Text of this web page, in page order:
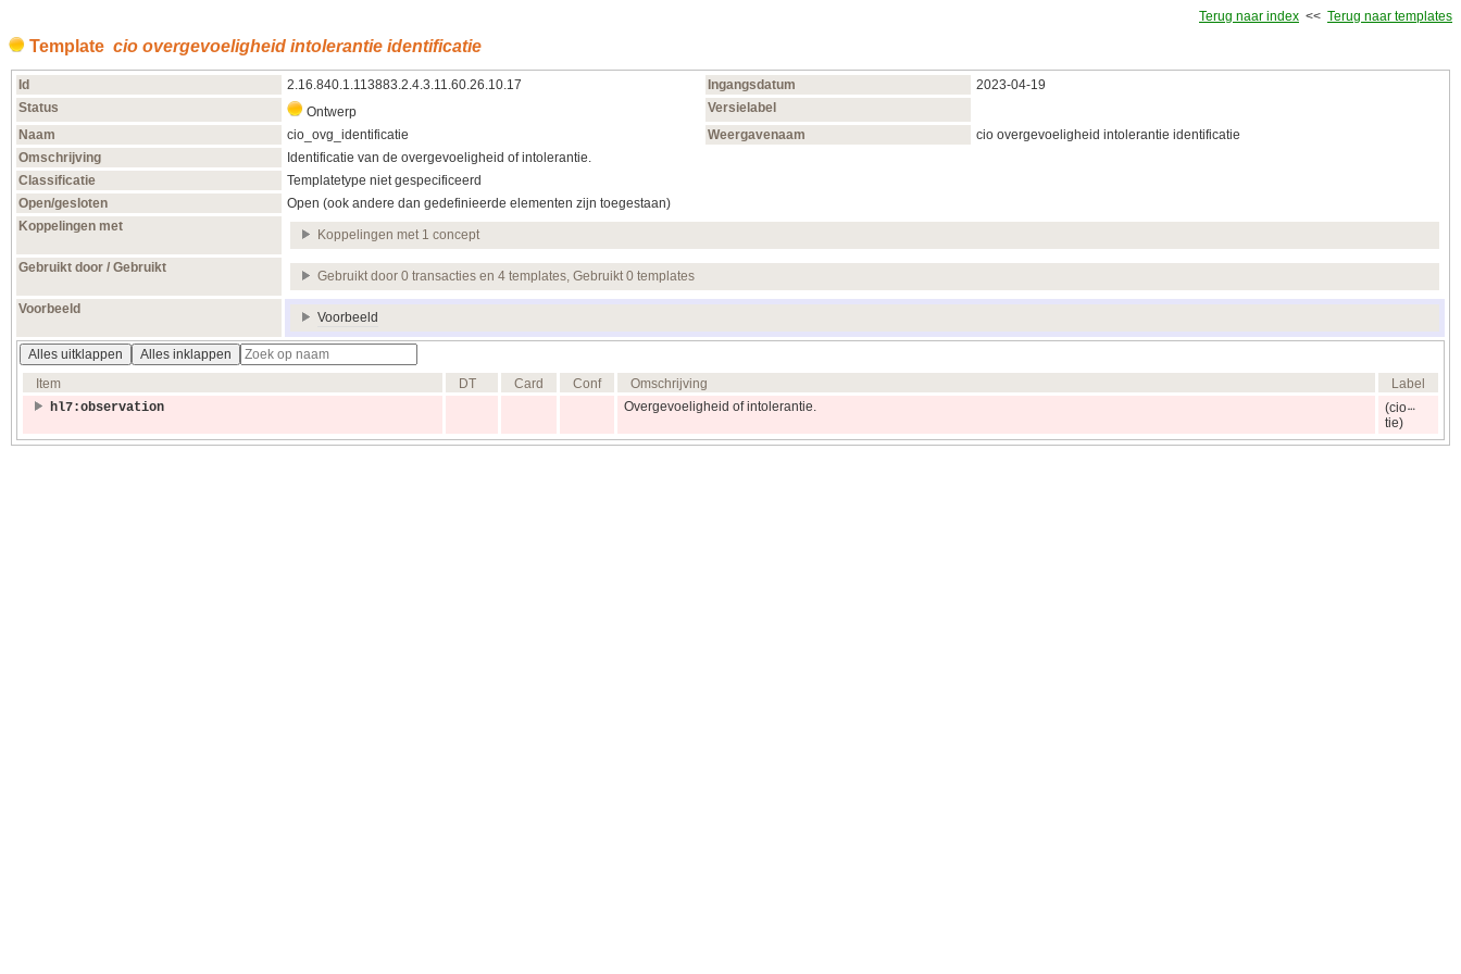
Terug naar index << Terug naar templates
Template cio overgevoeligheid intolerantie identificatie
Id 2.16.840.1.113883.2.4.3.11.60.26.10.17 Ingangsdatum
2023‑04‑19
Status
Ontwerp
Versielabel
Naam
cio_ovg_identificatie Weergavenaam
cio overgevoeligheid intolerantie identificatie
Omschrijving
Identificatie van de overgevoeligheid of intolerantie.
Classificatie
Templatetype niet gespecificeerd
Open/gesloten
Open (ook andere dan gedefinieerde elementen zijn toegestaan)
Koppelingen met
Koppelingen met 1 concept
Gebruikt door / Gebruikt
Gebruikt door 0 transacties en 4 templates, Gebruikt 0 templates
Voorbeeld
Voorbeeld
Alles uitklappen
Alles inklappen
Item
DT Card Conf Omschrijving
Label
hl7:observation
Overgevoeligheid of intolerantie.
(cio
tie)